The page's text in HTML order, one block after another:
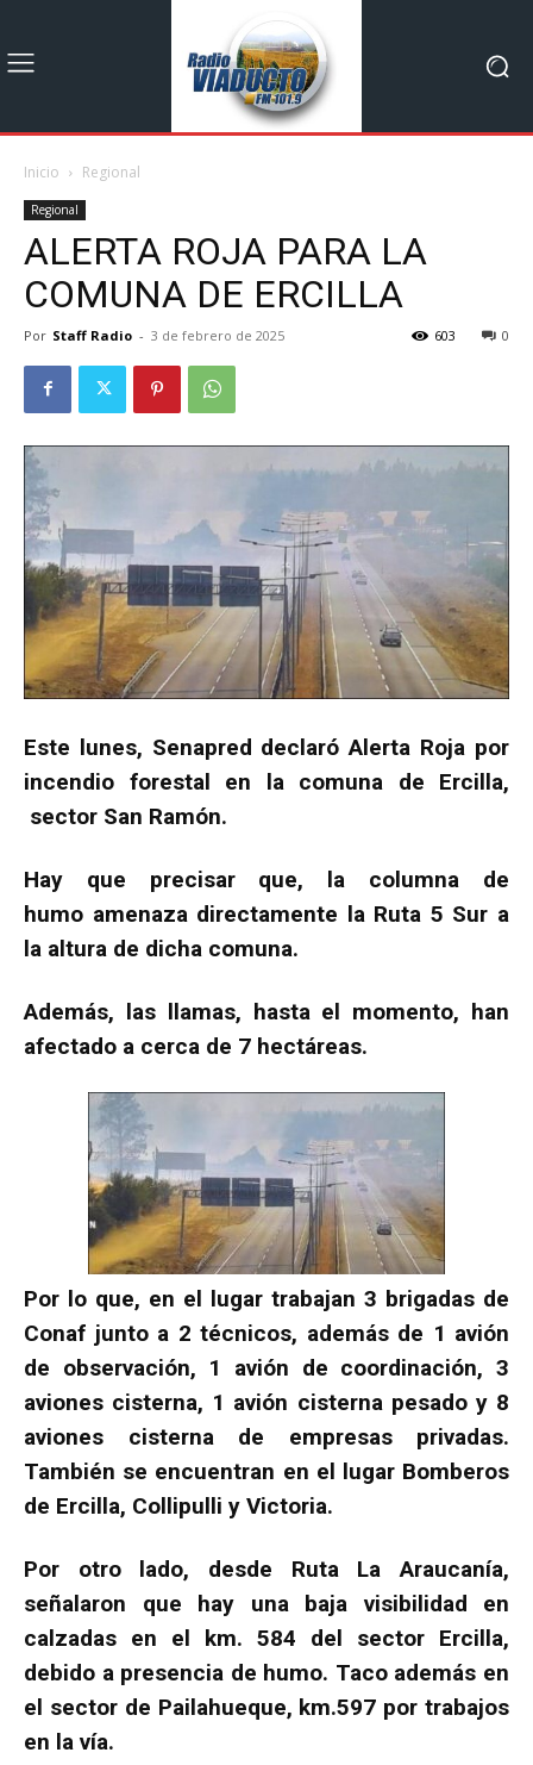
Inicio Regional
Regional
ALERTA ROJA PARA LA
COMUNA DE ERCILLA
Por Staff Radio - 3 de febrero de 2025 0
603
Este lunes, Senapred declaró Alerta Roja por
incendio forestal en la comuna de Ercilla,
sector San Ramón.
Hay que precisar que, la columna de
humo amenaza directamente la Ruta 5 Sur a
la altura de dicha comuna.
Además, las llamas, hasta el momento, han
afectado a cerca de 7 hectáreas.
Por lo que, en el lugar trabajan 3 brigadas de
Conaf junto a 2 técnicos, además de 1 avión
de observación, 1 avión de coordinación, 3
aviones cisterna, 1 avión cisterna pesado y 8
aviones cisterna de empresas privadas.
También se encuentran en el lugar Bomberos
de Ercilla, Collipulli y Victoria.
Por otro lado, desde Ruta La Araucanía,
señalaron que hay una baja visibilidad en
calzadas en el km. 584 del sector Ercilla,
debido a presencia de humo. Taco además en
el sector de Pailahueque, km.597 por trabajos
en la vía.